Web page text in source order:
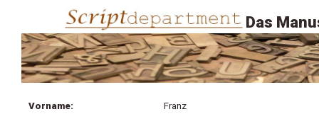
Das
Vorname:
Franz